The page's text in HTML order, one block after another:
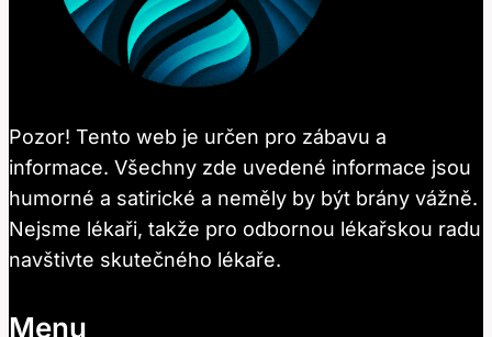
Pozor! Tento web je určen pro zábavu a
informace. Všechny zde uvedené informace jsou
humorné a satirické a neměly by být brány vážně.
Nejsme lékaři, takže pro odbornou lékařskou radu
navštivte skutečného lékaře.
Menu